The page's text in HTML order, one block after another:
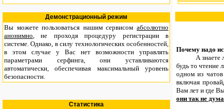
Демонстрационный режим
Вы можете пользоваться нашим сервисом абсолютно
анонимно, не проходя процедуру регистрации в
системе. Однако, в силу технологических особенностей,
в этом случае у Вас нет возможности управлять
параметрами серфинга, они уставливаются
автоматически, обеспечивая максимальный уровень
безопасности.
Статистика
Почему надо
А знаете ли
будь то чтение
одном из чатов
включая
Вам лет и где
они так не